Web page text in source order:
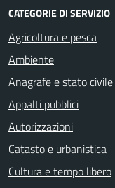
CATEGORIE DI SERVIZIO
Agricoltura e pesca
Ambiente
Anagrafe e stato civile
Appalti pubblici
Autorizzazioni
Catasto e urbanistica
Cultura e tempo libero